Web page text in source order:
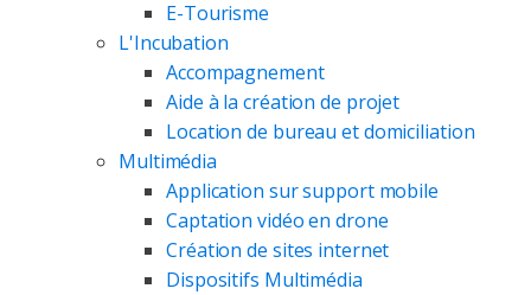
E-Tourisme
L'Incubation
Accompagnement
Aide à la création de projet
Location de bureau et domiciliation
Multimédia
Application sur support mobile
Captation vidéo en drone
Création de sites internet
Dispositifs Multimédia